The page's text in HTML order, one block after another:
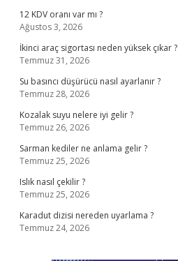
12 KDV oranı var mı ?
Ağustos 3, 2026
İkinci araç sigortası neden yüksek çıkar ?
Temmuz 31, 2026
Su basıncı düşürücü nasıl ayarlanır ?
Temmuz 28, 2026
Kozalak suyu nelere iyi gelir ?
Temmuz 26, 2026
Sarman kediler ne anlama gelir ?
Temmuz 25, 2026
Islık nasıl çekilir ?
Temmuz 25, 2026
Karadut dizisi nereden uyarlama ?
Temmuz 24, 2026